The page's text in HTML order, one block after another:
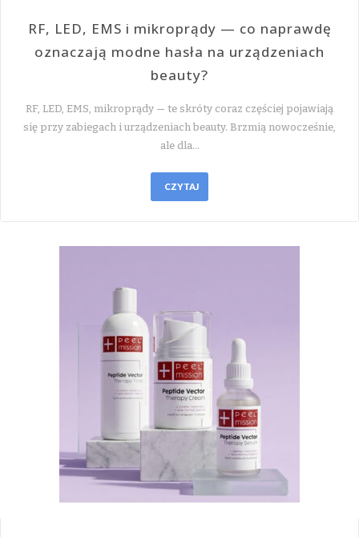
RF, LED, EMS i mikroprądy — co naprawdę
oznaczają modne hasła na urządzeniach
beauty?
RF, LED, EMS, mikroprądy — te skróty coraz częściej pojawiają
się przy zabiegach i urządzeniach beauty. Brzmią nowocześnie,
ale dla…
CZYTAJ